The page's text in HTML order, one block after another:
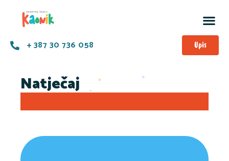
+ 387 30 736 058 Upis
Natječaj